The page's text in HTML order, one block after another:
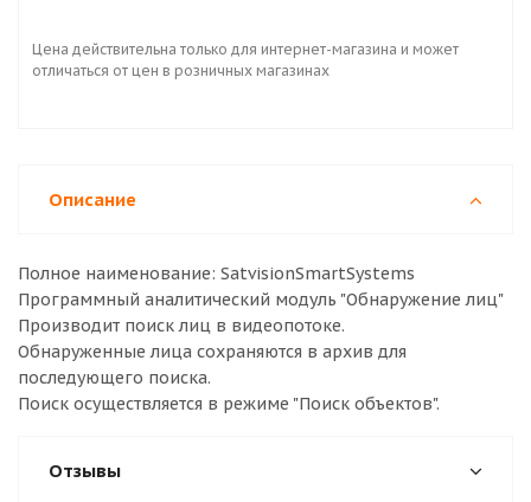
Цена действительна только для интернет-магазина и может
отличаться от цен в розничных магазинах
Описание
Полное наименование: SatvisionSmartSystems
Программный аналитический модуль "Обнаружение лиц"
Производит поиск лиц в видеопотоке.
Обнаруженные лица сохраняются в архив для
последующего поиска.
Поиск осуществляется в режиме "Поиск объектов".
Отзывы